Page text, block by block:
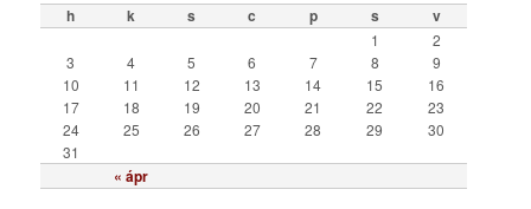
ó
r
h k s c p s v
« ápr
1
2
3
4 5 6 7 8
9
10
11 12 13 14 15
16
17
18 19 20 21 22
23
24
25 26 27 28 29
30
31